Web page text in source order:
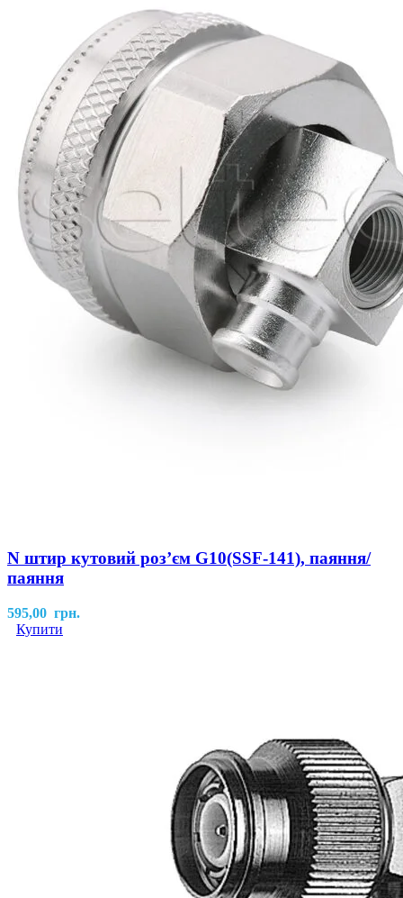
N штир кутовий роз’єм G10(SSF-141), паяння/
паяння
595,00 грн.
Купити